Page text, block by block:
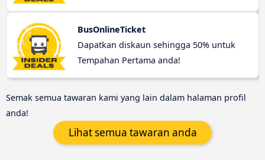
BusOnlineTicket
Dapatkan diskaun sehingga 50% untuk
Tempahan Pertama anda!
Semak semua tawaran kami yang lain dalam halaman profil
anda!
Lihat semua tawaran anda